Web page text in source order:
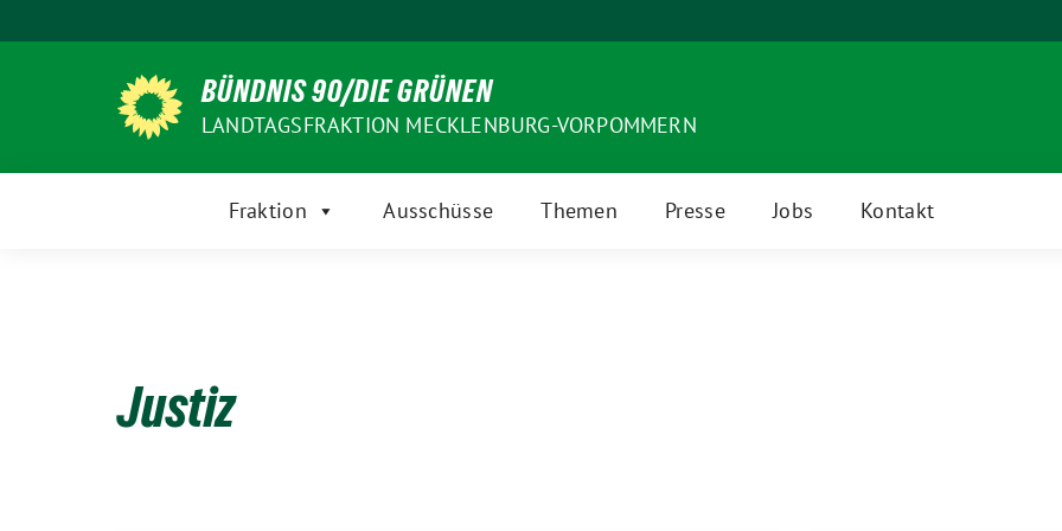
zum
BÜNDNIS 90/DIE GRÜNEN
LANDTAGSFRAKTION MECKLENBURG-VORPOMMERN
Fraktion Ausschüsse Themen Presse Jobs Kontakt
Justiz